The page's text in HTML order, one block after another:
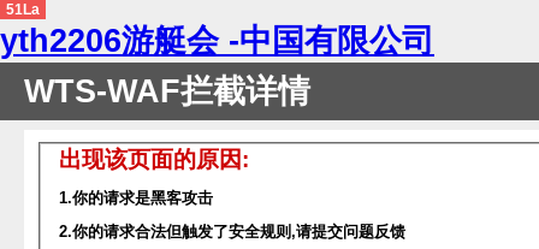
51La
yth2206游艇会 -中国有限公司
WTS-WAF拦截详情
出现该页面的原因:
1.你的请求是黑客攻击
2.你的请求合法但触发了安全规则,请提交问题反馈